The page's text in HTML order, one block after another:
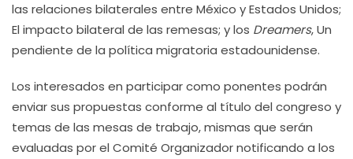
las relaciones bilaterales entre México y Estados Unidos;
El impacto bilateral de las remesas; y los Dreamers, Un
pendiente de la política migratoria estadounidense.
Los interesados en participar como ponentes podrán
enviar sus propuestas conforme al título del congreso y
temas de las mesas de trabajo, mismas que serán
evaluadas por el Comité Organizador notificando a los